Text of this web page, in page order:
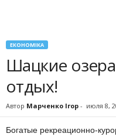
ЕКОНОМІКА
Шацкие
отдых!
Автор Марченко Ігор - июля 8,
Богатые рекреационно-